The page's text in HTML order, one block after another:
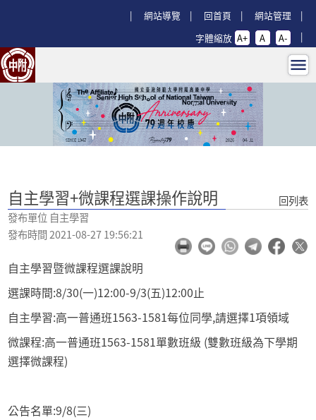
網站導覽
回首頁
網站管理
字體縮放 A+ A A-
自主學習+微課程選課操作說明 - 回
:::
自主學習+微課程選課操作說明
發布單位 自主學習
發布時間 2021-08-27 19:56:21
回列表
自主學習暨微課程選課說明
選課時間:8/30(一)12:00-9/3(五)12:00止
自主學習:高一普通班1563-1581每位同學,請選擇1項領域
微課程:高一普通班1563-1581單數班級 (雙數班級為下學期
選擇微課程)
公告名單:9/8(三)